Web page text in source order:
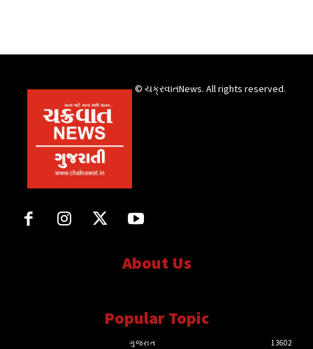
© ચક્રવાતNews. All rights reserved.
About Us
Popular Topic
ગુજરાત
13602